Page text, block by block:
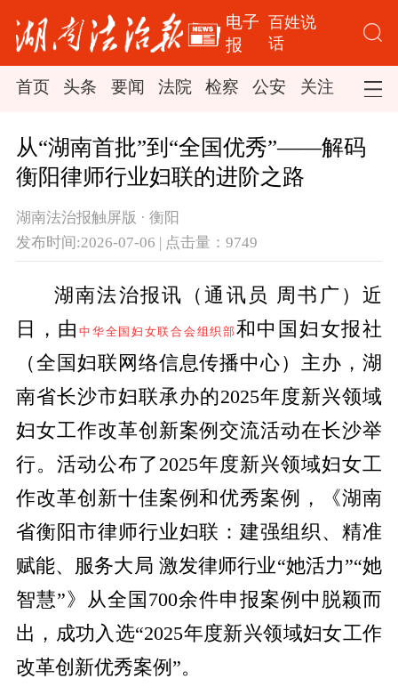
电子
报
百姓说
话
首页 头条 要闻 法院 检察 公安 关注 司法
从“湖南首批”到“全国优秀”——解码
衡阳律师行业妇联的进阶之路
湖南法治报触屏版 · 衡阳
发布时间:2026-07-06 | 点击量：9749
湖南法治报讯（通讯员 周书广）近
日，由中华全国妇女联合会组织部和中国妇女报社
（全国妇联网络信息传播中心）主办，湖
南省长沙市妇联承办的2025年度新兴领域
妇女工作改革创新案例交流活动在长沙举
行。活动公布了2025年度新兴领域妇女工
作改革创新十佳案例和优秀案例，《湖南
省衡阳市律师行业妇联：建强组织、精准
赋能、服务大局 激发律师行业“她活力”“她
智慧”》从全国700余件申报案例中脱颖而
出，成功入选“2025年度新兴领域妇女工作
改革创新优秀案例”。